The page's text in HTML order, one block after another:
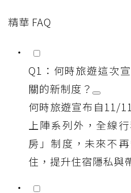
精華 FAQ
Q1：何時旅遊這次
關的新制度？
何時旅遊宣布自11/
上陣系列外，全線
房」制度，未來不
住，提升住宿隱私與